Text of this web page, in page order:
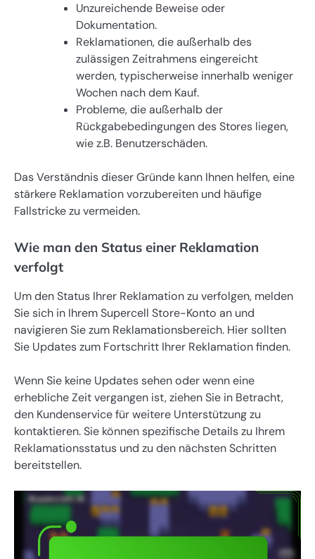
Unzureichende Beweise oder
Dokumentation.
Reklamationen, die außerhalb des
zulässigen Zeitrahmens eingereicht
werden, typischerweise innerhalb weniger
Wochen nach dem Kauf.
Probleme, die außerhalb der
Rückgabebedingungen des Stores liegen,
wie z.B. Benutzerschäden.
Das Verständnis dieser Gründe kann Ihnen helfen, eine
stärkere Reklamation vorzubereiten und häufige
Fallstricke zu vermeiden.
Wie man den Status einer Reklamation
verfolgt
Um den Status Ihrer Reklamation zu verfolgen, melden
Sie sich in Ihrem Supercell Store-Konto an und
navigieren Sie zum Reklamationsbereich. Hier sollten
Sie Updates zum Fortschritt Ihrer Reklamation finden.
Wenn Sie keine Updates sehen oder wenn eine
erhebliche Zeit vergangen ist, ziehen Sie in Betracht,
den Kundenservice für weitere Unterstützung zu
kontaktieren. Sie können spezifische Details zu Ihrem
Reklamationsstatus und zu den nächsten Schritten
bereitstellen.